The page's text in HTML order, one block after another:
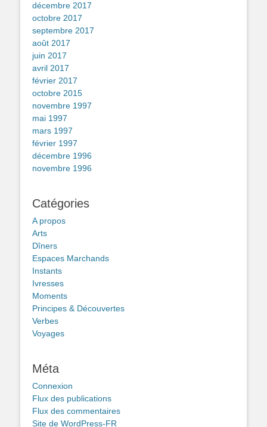
décembre 2017
octobre 2017
septembre 2017
août 2017
juin 2017
avril 2017
février 2017
octobre 2015
novembre 1997
mai 1997
mars 1997
février 1997
décembre 1996
novembre 1996
Catégories
A propos
Arts
Dîners
Espaces Marchands
Instants
Ivresses
Moments
Principes & Découvertes
Verbes
Voyages
Méta
Connexion
Flux des publications
Flux des commentaires
Site de WordPress-FR